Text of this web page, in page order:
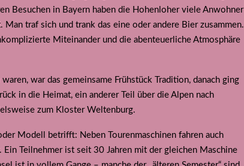
Besuchen in Bayern haben die Hohenloher viele Anwohner
traf sich und trank das eine oder andere Bier zusammen.
Miteinander und die abenteuerliche Atmosphäre
war das gemeinsame Frühstück Tradition, danach ging
in die Heimat, ein anderer Teil über die Alpen nach
zum Kloster Weltenburg.
Modell betrifft: Neben Tourenmaschinen fahren auch
Teilnehmer ist seit 30 Jahren mit der gleichen Maschine